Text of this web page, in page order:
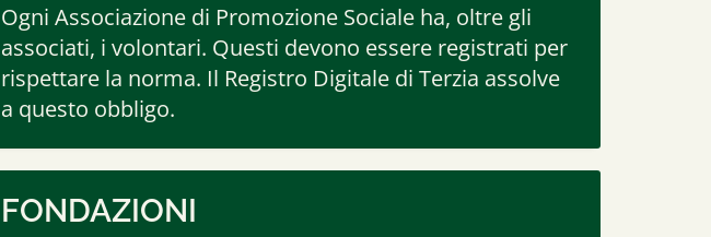
Ogni Associazione di Promozione Sociale ha, oltre gli
associati, i volontari. Questi devono essere registrati per
rispettare la norma. Il Registro Digitale di Terzia assolve
a questo obbligo.
FONDAZIONI